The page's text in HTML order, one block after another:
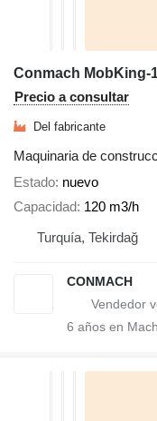
Conmach MobKing-
Precio a consultar
Del fabricante
Maquinaria de
Estado nuevo
Capacidad 120 m3/h
Turquía, Tekirdağ
CONMACH
6 años en